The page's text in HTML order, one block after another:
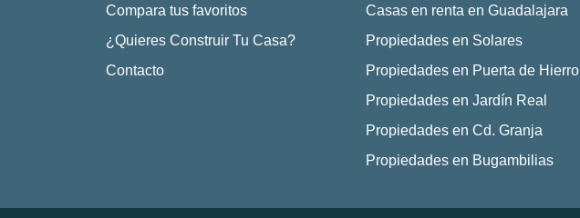
Compara tus favoritos
¿Quieres Construir Tu Casa?
Contacto
Casas en renta en Guadalajara
Propiedades en Solares
Propiedades en Puerta de Hierro
Propiedades en Jardín Real
Propiedades en Cd. Granja
Propiedades en Bugambilias